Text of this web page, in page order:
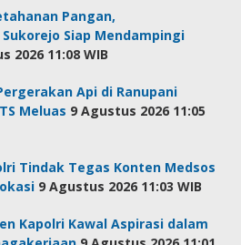
Pangan,
Siap Mendampingi
2026 11:08 WIB
Api di Ranupani
Meluas 9 Agustus 2026 11:05
Tindak Tegas Konten Medsos
9 Agustus 2026 11:03 WIB
Kapolri Kawal Aspirasi dalam